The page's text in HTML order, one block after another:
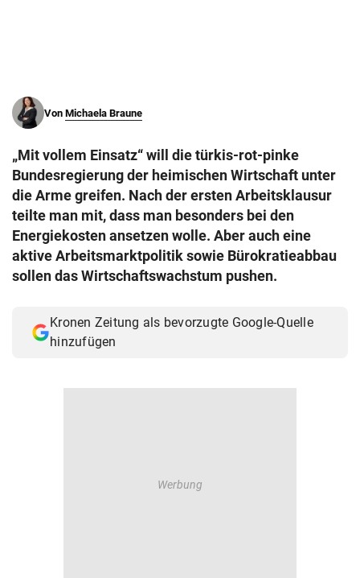
Von Michaela Braune
„Mit vollem Einsatz“ will die türkis-rot-pinke
Bundesregierung der heimischen Wirtschaft unter
die Arme greifen. Nach der ersten Arbeitsklausur
teilte man mit, dass man besonders bei den
Energiekosten ansetzen wolle. Aber auch eine
aktive Arbeitsmarktpolitik sowie Bürokratieabbau
sollen das Wirtschaftswachstum pushen.
Kronen Zeitung als bevorzugte Google-Quelle
hinzufügen